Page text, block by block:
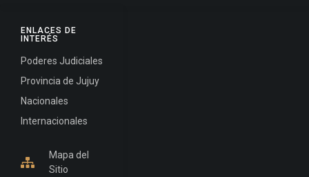
ENLACES DE
INTERÉS
Poderes Judiciales
Provincia de Jujuy
Nacionales
Internacionales
Mapa del
Sitio